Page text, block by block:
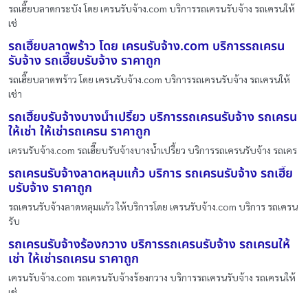
รถเฮี๊ยบลาดกระบัง โดย เครนรับจ้าง.com บริการรถเครนรับจ้าง รถเครนให้
เช่
รถเฮี๊ยบลาดพร้าว โดย เครนรับจ้าง.com บริการรถเครน
รับจ้าง รถเฮี๊ยบรับจ้าง ราคาถูก
รถเฮี๊ยบลาดพร้าว โดย เครนรับจ้าง.com บริการรถเครนรับจ้าง รถเครนให้
เช่า
รถเฮี๊ยบรับจ้างบางน้ำเปรี้ยว บริการรถเครนรับจ้าง รถเครน
ให้เช่า ให้เช่ารถเครน ราคาถูก
เครนรับจ้าง.com รถเฮี๊ยบรับจ้างบางน้ำเปรี้ยว บริการรถเครนรับจ้าง รถเคร
รถเครนรับจ้างลาดหลุมแก้ว บริการ รถเครนรับจ้าง รถเฮี๊ย
บรับจ้าง ราคาถูก
รถเครนรับจ้างลาดหลุมแก้ว ให้บริการโดย เครนรับจ้าง.com บริการ รถเครน
รับ
รถเครนรับจ้างร้องกวาง บริการรถเครนรับจ้าง รถเครนให้
เช่า ให้เช่ารถเครน ราคาถูก
เครนรับจ้าง.com รถเครนรับจ้างร้องกวาง บริการรถเครนรับจ้าง รถเครนให้